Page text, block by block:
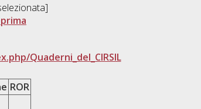
Quaderni_del_CIRSIL
ROR